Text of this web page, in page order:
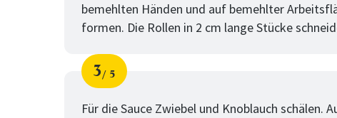
bemehlten Händen und auf bemehlter
formen. Die Rollen in 2 cm lange Stücke
Schritt
3
von
5
Für die Sauce Zwiebel und Knoblauch schälen.